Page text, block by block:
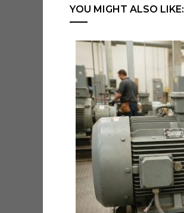
YOU MIGHT ALSO LIKE: